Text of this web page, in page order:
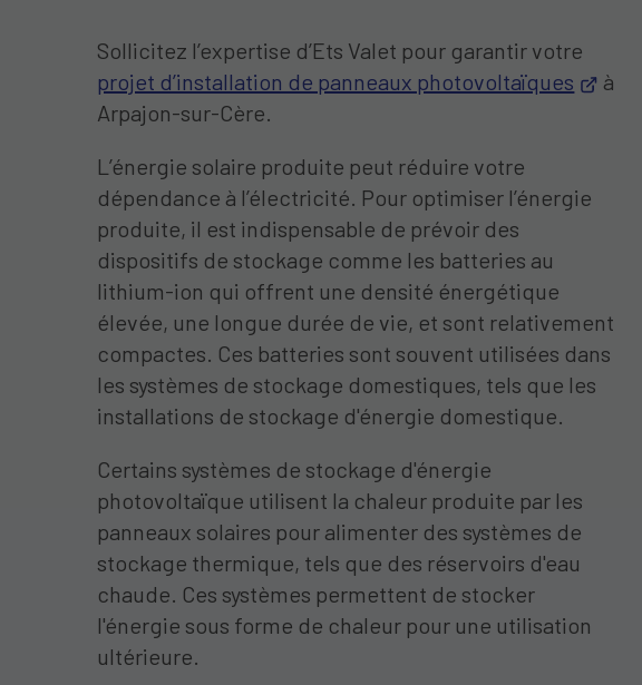
Sollicitez l’expertise d’Ets Valet pour garantir votre
projet d’installation de panneaux photovoltaïques
à
Arpajon-sur-Cère.
L’énergie solaire produite peut réduire votre
dépendance à l’électricité. Pour optimiser l’énergie
produite, il est indispensable de prévoir des
dispositifs de stockage comme les batteries au
lithium-ion qui offrent une densité énergétique
élevée, une longue durée de vie, et sont relativement
compactes. Ces batteries sont souvent utilisées dans
les systèmes de stockage domestiques, tels que les
installations de stockage d'énergie domestique.
Certains systèmes de stockage d'énergie
photovoltaïque utilisent la chaleur produite par les
panneaux solaires pour alimenter des systèmes de
stockage thermique, tels que des réservoirs d'eau
chaude. Ces systèmes permettent de stocker
l'énergie sous forme de chaleur pour une utilisation
ultérieure.